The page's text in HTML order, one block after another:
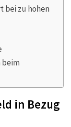
bei zu hohen
beim
in Bezug